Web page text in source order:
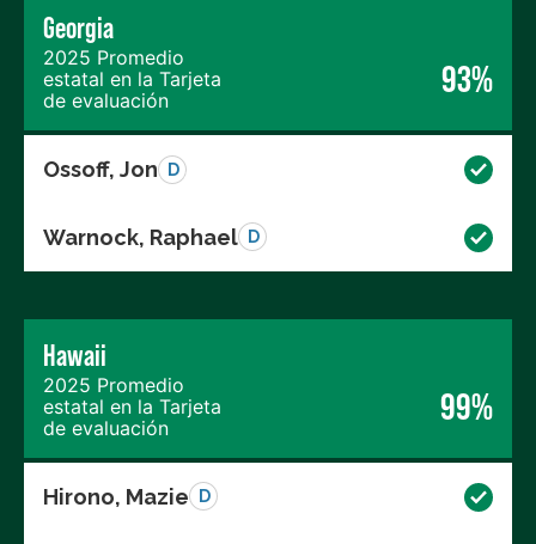
Georgia
2025 Promedio
estatal en la Tarjeta
de evaluación
93%
Ossoff, Jon D
Warnock, Raphael D
Hawaii
2025 Promedio
estatal en la Tarjeta
de evaluación
99%
Hirono, Mazie D